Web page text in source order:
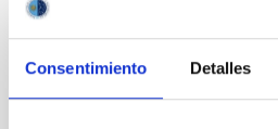
Consentimiento Detalles